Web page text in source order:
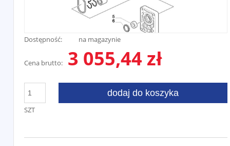
Dostępność: na magazynie
Cena brutto: 3 055,44 zł
SZT
dodaj do koszyka